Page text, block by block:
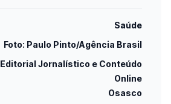
Saúde
Foto: Paulo Pinto/Agência Brasil
Editorial Jornalístico e Conteúdo
Online
Osasco